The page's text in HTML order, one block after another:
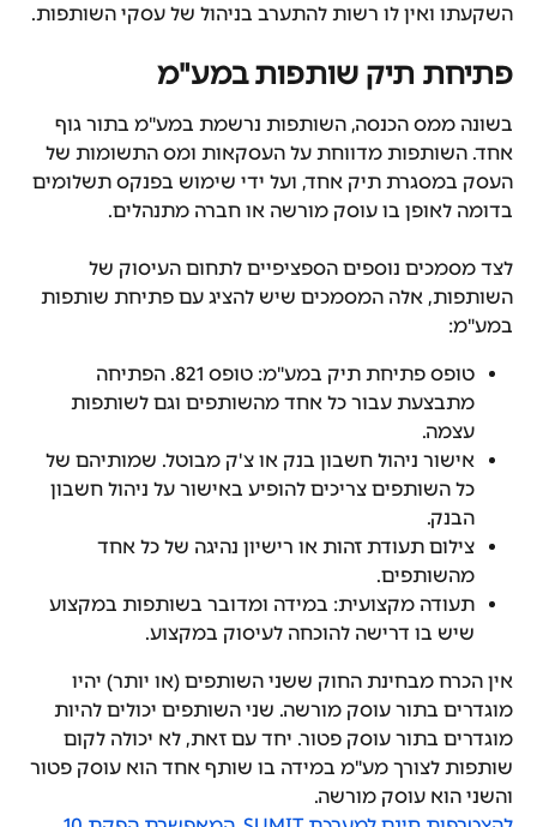
השקעתו ואין לו רשות להתערב בניהול של עסקי השותפות.
פתיחת תיק שותפות במע"מ
בשונה ממס הכנסה, השותפות נרשמת במע"מ בתור גוף
אחד. השותפות מדווחת על העסקאות ומס התשומות של
העסק במסגרת תיק אחד, ועל ידי שימוש בפנקס תשלומים
בדומה לאופן בו עוסק מורשה או חברה מתנהלים.
לצד מסמכים נוספים הספציפיים לתחום העיסוק של
השותפות, אלה המסמכים שיש להציג עם פתיחת שותפות
במע"מ:
טופס פתיחת תיק במע"מ: טופס 821. הפתיחה
מתבצעת עבור כל אחד מהשותפים וגם לשותפות
עצמה.
אישור ניהול חשבון בנק או צ'ק מבוטל. שמותיהם של
כל השותפים צריכים להופיע באישור על ניהול חשבון
הבנק.
צילום תעודת זהות או רישיון נהיגה של כל אחד
מהשותפים.
תעודה מקצועית: במידה ומדובר בשותפות במקצוע
שיש בו דרישה להוכחה לעיסוק במקצוע.
אין הכרח מבחינת החוק ששני השותפים (או יותר) יהיו
מוגדרים בתור עוסק מורשה. שני השותפים יכולים להיות
מוגדרים בתור עוסק פטור. יחד עם זאת, לא יכולה לקום
שותפות לצורך מע"מ במידה בו שותף אחד הוא עוסק פטור
והשני הוא עוסק מורשה.